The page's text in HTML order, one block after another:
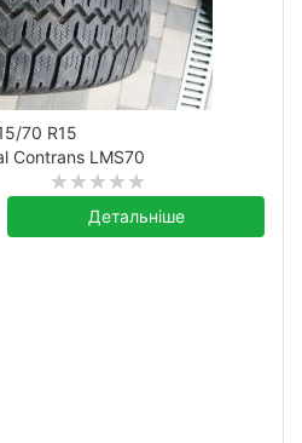
70 R15
Contrans LMS70
Детальніше